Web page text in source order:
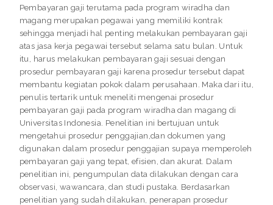
Pembayaran gaji terutama pada program wiradha dan
magang merupakan pegawai yang memiliki kontrak
sehingga menjadi hal penting melakukan pembayaran gaji
atas jasa kerja pegawai tersebut selama satu bulan. Untuk
itu, harus melakukan pembayaran gaji sesuai dengan
prosedur pembayaran gaji karena prosedur tersebut dapat
membantu kegiatan pokok dalam perusahaan. Maka dari itu,
penulis tertarik untuk meneliti mengenai prosedur
pembayaran gaji pada program wiradha dan magang di
Universitas Indonesia. Penelitian ini bertujuan untuk
mengetahui prosedur penggajian,dan dokumen yang
digunakan dalam prosedur penggajian supaya memperoleh
pembayaran gaji yang tepat, efisien, dan akurat. Dalam
penelitian ini, pengumpulan data dilakukan dengan cara
observasi, wawancara, dan studi pustaka. Berdasarkan
penelitian yang sudah dilakukan, penerapan prosedur